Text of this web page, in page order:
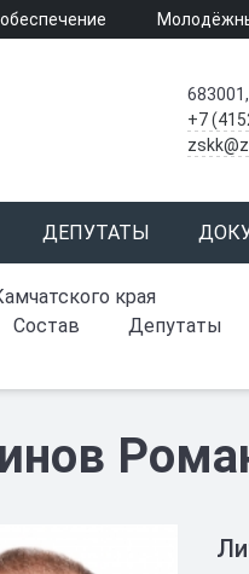
+7
ДЕПУТАТЫ
края
Состав
Депутаты